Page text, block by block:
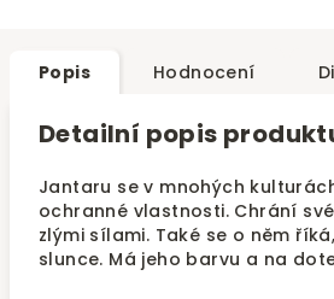
Popis Hodnocení
Detailní popis
Jantaru se v mnohých
ochranné vlastnosti. Chrání
zlými sílami. Také se o něm
slunce. Má jeho barvu a na